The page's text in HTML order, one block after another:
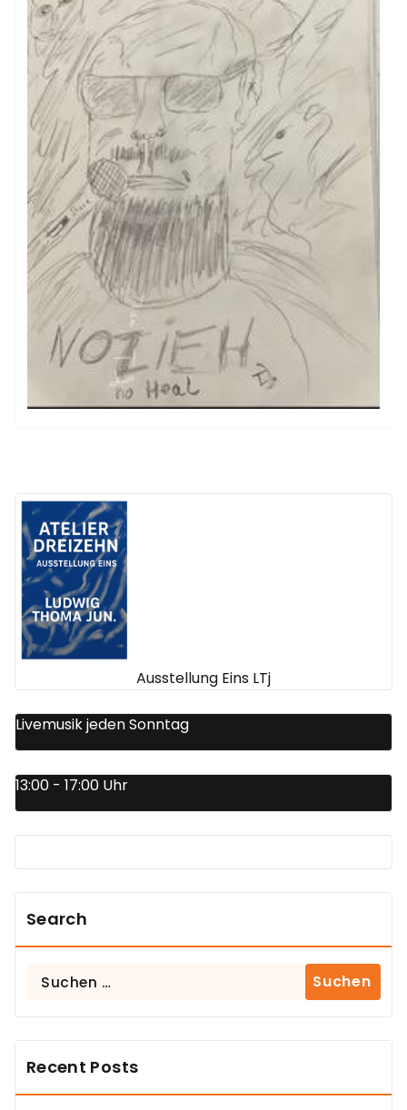
Ausstellung Eins LTj
Livemusik jeden Sonntag
13:00 - 17:00 Uhr
Search
Suchen
Recent Posts